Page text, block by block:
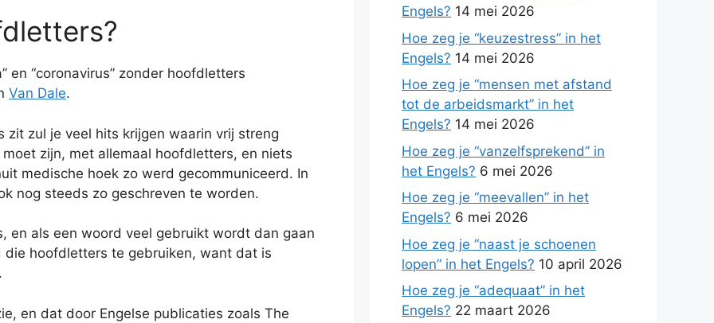
en “coronavirus” zonder hoofdletters
Van Dale.
zit zul je veel hits krijgen waarin vrij streng
moet zijn, met allemaal hoofdletters, en niets
medische hoek zo werd gecommuniceerd. In
nog steeds zo geschreven te worden.
en als een woord veel gebruikt wordt dan gaan
hoofdletters te gebruiken, want dat is
en dat door Engelse publicaties zoals The
Engels? 14 mei 2026
Hoe zeg je “keuzestress” in het
Engels? 14 mei 2026
Hoe zeg je “mensen met afstand
tot de arbeidsmarkt” in het
Engels? 14 mei 2026
Hoe zeg je “vanzelfsprekend” in
het Engels? 6 mei 2026
Hoe zeg je “meevallen” in het
Engels? 6 mei 2026
Hoe zeg je “naast je schoenen
lopen” in het Engels? 10 april 2026
Hoe zeg je “adequaat” in het
Engels? 22 maart 2026